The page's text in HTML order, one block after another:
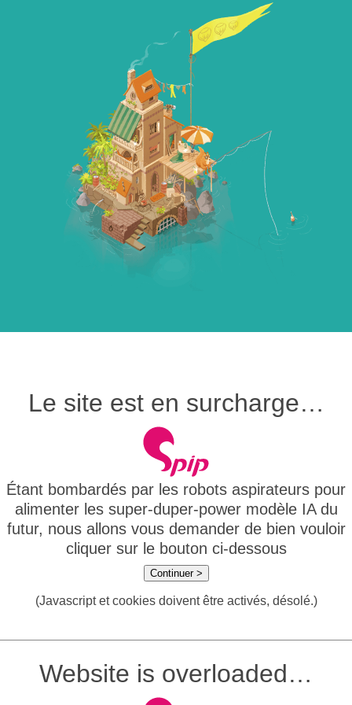
Le site est en surcharge…
Étant bombardés par les robots aspirateurs pour
alimenter les super-duper-power modèle IA du
futur, nous allons vous demander de bien vouloir
cliquer sur le bouton ci-dessous
Continuer >
(Javascript et cookies doivent être activés, désolé.)
Website is overloaded…